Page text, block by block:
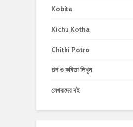
Kobita
Kichu Kotha
Chithi Potro
গল্প ও কবিতা লিখুন
লেখকদের বই